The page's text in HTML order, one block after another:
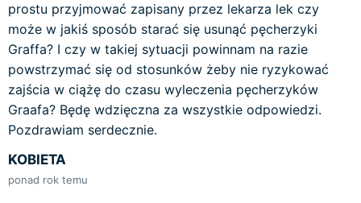
prostu przyjmować zapisany przez lekarza lek czy
może w jakiś sposób starać się usunąć pęcherzyki
Graffa? I czy w takiej sytuacji powinnam na razie
powstrzymać się od stosunków żeby nie ryzykować
zajścia w ciążę do czasu wyleczenia pęcherzyków
Graafa? Będę wdzięczna za wszystkie odpowiedzi.
Pozdrawiam serdecznie.
KOBIETA
ponad rok temu